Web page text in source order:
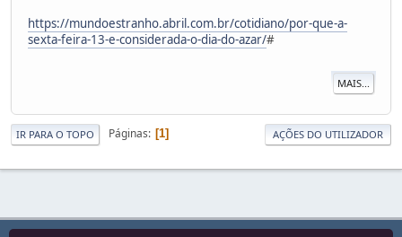
https://mundoestranho.abril.com.br/cotidiano/por-que-a-
sexta-feira-13-e-considerada-o-dia-do-azar/#
MAIS...
IR PARA O TOPO Páginas 1 AÇÕES DO UTILIZADOR